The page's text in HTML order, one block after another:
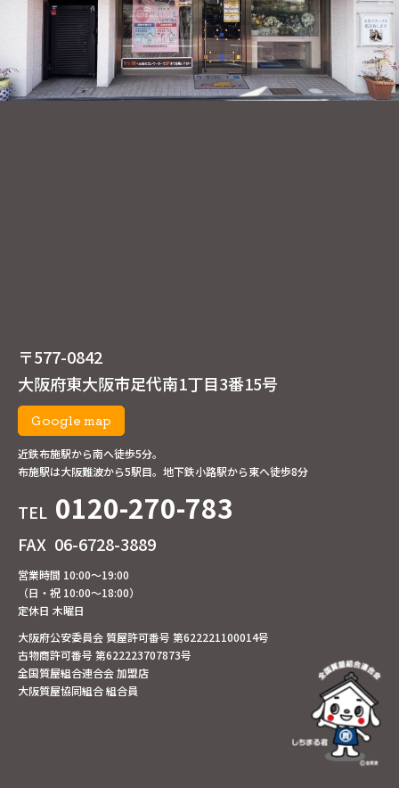
〒577-0842
大阪府東大阪市足代南1丁目3番15号
Google map
近鉄布施駅から南へ徒歩5分。
布施駅は大阪難波から5駅目。地下鉄小路駅から東へ徒歩8分
TEL 0120-270-783
FAX 06-6728-3889
営業時間 10:00～19:00
（日・祝 10:00～18:00）
定休日 木曜日
大阪府公安委員会 質屋許可番号 第622221100014号
古物商許可番号 第622223707873号
全国質屋組合連合会 加盟店
大阪質屋協同組合 組合員